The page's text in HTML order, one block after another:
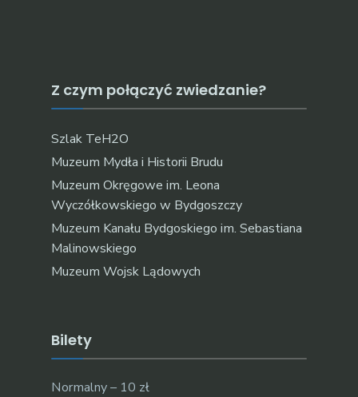
Z czym połączyć zwiedzanie?
Szlak TeH2O
Muzeum Mydła i Historii Brudu
Muzeum Okręgowe im. Leona
Wyczółkowskiego w Bydgoszczy
Muzeum Kanału Bydgoskiego im. Sebastiana
Malinowskiego
Muzeum Wojsk Lądowych
Bilety
Normalny – 10 zł